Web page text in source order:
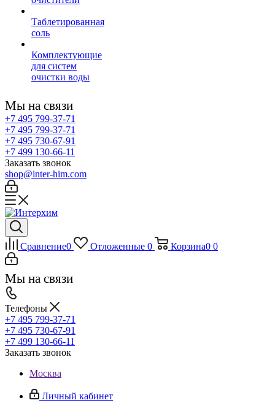
Таблетированная
соль
Комплектующие
для систем
очистки воды
Мы на связи
+7 495 799-37-71
+7 495 799-37-71
+7 495 730-67-91
+7 499 130-66-11
Заказать звонок
shop@inter-him.com
Сравнение0 Отложенные 0 Корзина0 0
Мы на связи
Телефоны
+7 495 799-37-71
+7 495 730-67-91
+7 499 130-66-11
Заказать звонок
Москва
Личный кабинет